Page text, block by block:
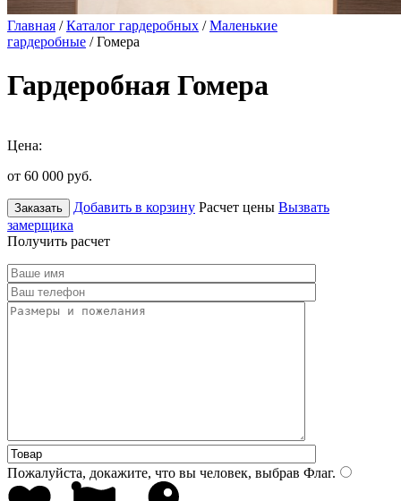
Главная /Каталог гардеробных /Маленькие
гардеробные / Гомера
Гардеробная Гомера
Цена:
от 60 000 руб.
Заказать Добавить в корзину Расчет цены Вызвать
замерщика
Получить расчет
Пожалуйста, докажите, что вы человек, выбрав Флаг.